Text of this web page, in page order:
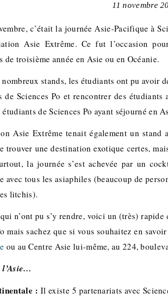
11 novembre
c’était la journée Asie-Pacifique à
Asie Extrême. Ce fut l’occasion
de troisième année en Asie ou en Océanie.
nombreux stands, les étudiants ont pu avoir
de Sciences Po et rencontrer des
étudiants de Sciences Po ayant séjourné en
Asie Extrême tenait également un
trouver une destination exotique certes,
la journée s’est achevée par un
avec tous les asiaphiles (beaucoup de
litchis).
n’ont pu s’y rendre, voici un (très)
mais sachez que si vous souhaitez en
ou au Centre Asie lui-même, au 224,
l’Asie…
: Il existe 5 partenariats avec